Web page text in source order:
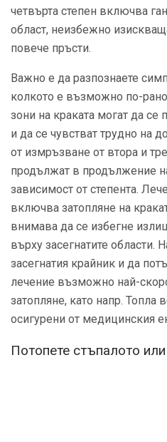
четвърта степен включва
област, неизбежно
повече пръсти.
Важно е да разпознаете
колкото е възможно по-
зони на краката могат да се
и да се чувстват трудно на
от измръзване от втора и
продължат в продължение
зависимост от степента.
включва затопляне на
внимава да се избегне
върху засегнатите области.
засегнатия крайник и да
лечение възможно най-
затопляне, като напр. Топла
осигурени от медицинския
Потопете стъпалото